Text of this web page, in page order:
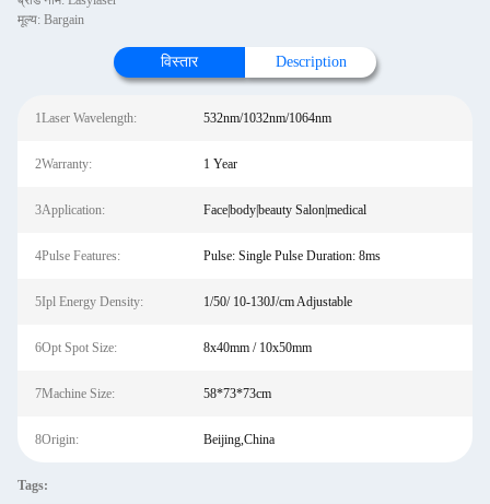
मूल्य: Bargain
विस्तार Description
1Laser Wavelength: 532nm/1032nm/1064nm
2Warranty: 1 Year
3Application: Face|body|beauty Salon|medical
4Pulse Features: Pulse: Single Pulse Duration: 8ms
5Ipl Energy Density: 1/50/ 10-130J/cm Adjustable
6Opt Spot Size: 8x40mm / 10x50mm
7Machine Size: 58*73*73cm
8Origin: Beijing,China
Tags: